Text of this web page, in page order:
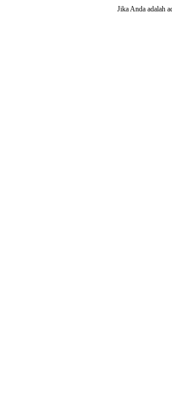
Jika Anda adalah